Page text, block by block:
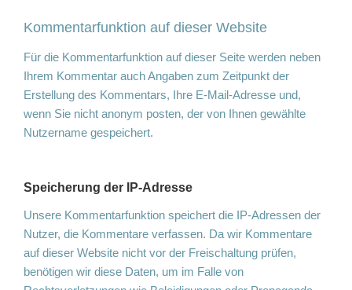
Kommentar­funktion auf dieser Website
Für die Kommentarfunktion auf dieser Seite werden neben
Ihrem Kommentar auch Angaben zum Zeitpunkt der
Erstellung des Kommentars, Ihre E-Mail-Adresse und,
wenn Sie nicht anonym posten, der von Ihnen gewählte
Nutzername gespeichert.
Speicherung der IP-Adresse
Unsere Kommentarfunktion speichert die IP-Adressen der
Nutzer, die Kommentare verfassen. Da wir Kommentare
auf dieser Website nicht vor der Freischaltung prüfen,
benötigen wir diese Daten, um im Falle von